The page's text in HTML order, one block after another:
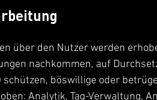
über den Nutzer werden
nachkommen, auf
böswillige oder
Analytik, Tag-Verwaltung,